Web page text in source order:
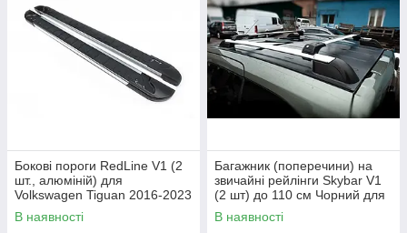
Бокові пороги RedLine V1 (2
шт., алюміній) для
Volkswagen Tiguan 2016-2023
рр
В наявності
Багажник (поперечини) на
звичайні рейлінги Skybar V1
(2 шт) до 110 см Чорний для
Volkswagen Tiguan 2016-2023
рр
В наявності